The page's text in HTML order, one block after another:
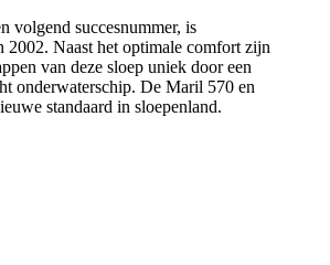
volgend succesnummer, is
2002. Naast het optimale comfort zijn
van deze sloep uniek door een
onderwaterschip. De Maril 570 en
standaard in sloepenland.